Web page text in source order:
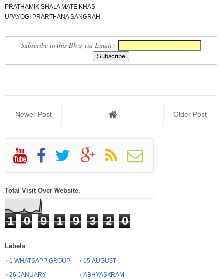
PRATHAMIK SHALA MATE KHAS
UPAYOGI PRARTHANA SANGRAH
Subscribe to this Blog via Email :
Newer Post Older Post
Total Visit Over Website.
1 0 9 1 9 3 2 0
Labels
1 WHATSAPP GROUP
15 AUGUST
26 JANUARY
ABHYASKRAM